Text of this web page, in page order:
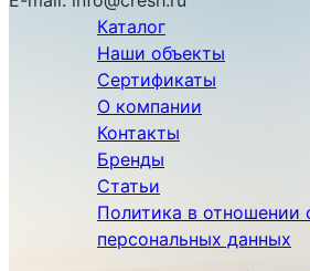
Каталог
Наши объекты
Сертификаты
О компании
Контакты
Бренды
Статьи
Политика в отношении
персональных данных